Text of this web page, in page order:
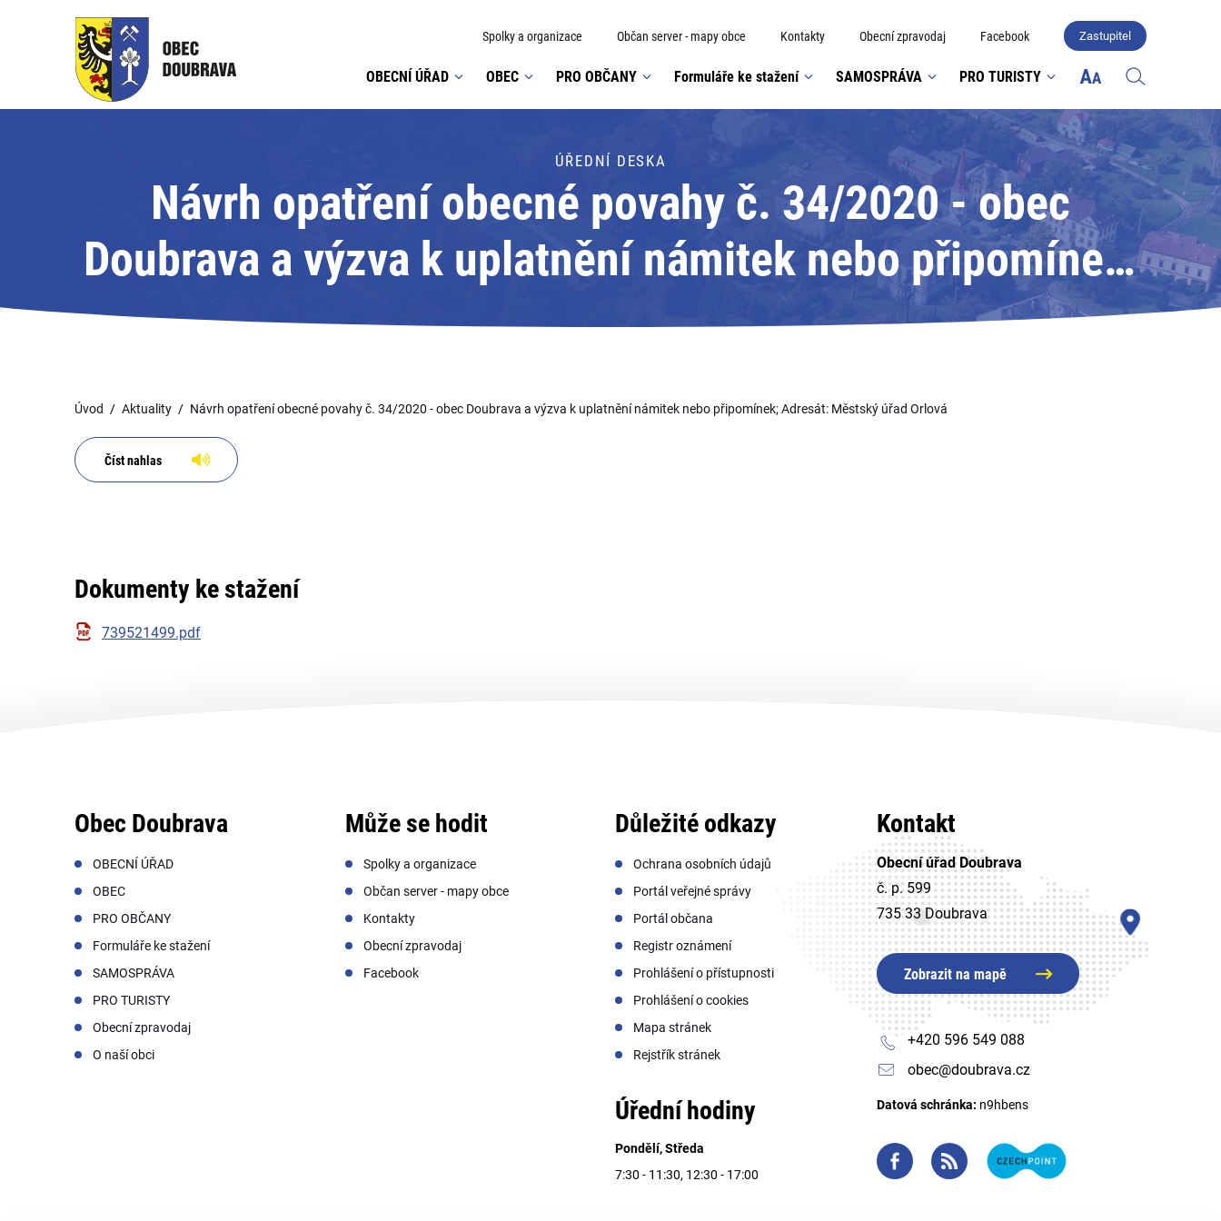
Spolky a organizace Občan server - mapy obce Kontakty Obecní zpravodaj Facebook Zastupitel
OBECNÍ ÚŘAD OBEC PRO OBČANY Formuláře ke stažení SAMOSPRÁVA PRO TURISTY
ÚŘEDNÍ DESKA
Návrh opatření obecné povahy č. 34/2020 - obec
Doubrava a výzva k uplatnění námitek nebo připomínek;
Adresát: Městský úřad Orlová
Úvod Aktuality Návrh opatření obecné povahy č. 34/2020 - obec Doubrava a výzva k uplatnění námitek nebo připomínek; Adresát: Městský úřad Orlová
Číst nahlas
Dokumenty ke stažení
739521499.pdf
Obec Doubrava
OBECNÍ ÚŘAD
OBEC
PRO OBČANY
Formuláře ke stažení
SAMOSPRÁVA
PRO TURISTY
Obecní zpravodaj
O naší obci
Může se hodit
Spolky a organizace
Občan server - mapy obce
Kontakty
Obecní zpravodaj
Facebook
Důležité odkazy
Ochrana osobních údajů
Portál veřejné správy
Portál občana
Registr oznámení
Prohlášení o přístupnosti
Prohlášení o cookies
Mapa stránek
Rejstřík stránek
Úřední hodiny
Pondělí, Středa
7:30 - 11:30, 12:30 - 17:00
Kontakt
Obecní úřad Doubrava
č. p. 599
735 33 Doubrava
Zobrazit na mapě
+420 596 549 088
obec@doubrava.cz
Datová schránka: n9hbens